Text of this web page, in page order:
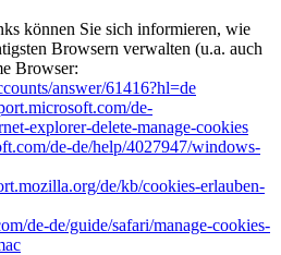
können Sie sich informieren, wie
Browsern verwalten (u.a. auch
Browser:
answer/61416?hl=de
de-
explorer-delete-manage-cookies
de-de/help/4027947/windows-
de/kb/cookies-erlauben-
de-de/guide/safari/manage-cookies-